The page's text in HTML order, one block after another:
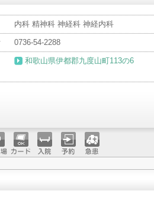
内科 精神科 神経科 神経内科
0736-54-2288
和歌山県伊都郡九度山町113の6
クレジ
ットカ
入院 予約 急患